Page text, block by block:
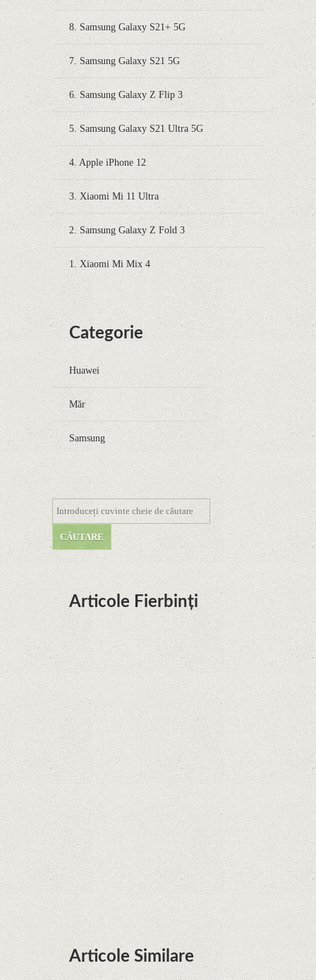
8. Samsung Galaxy S21+ 5G
7. Samsung Galaxy S21 5G
6. Samsung Galaxy Z Flip 3
5. Samsung Galaxy S21 Ultra 5G
4. Apple iPhone 12
3. Xiaomi Mi 11 Ultra
2. Samsung Galaxy Z Fold 3
1. Xiaomi Mi Mix 4
Categorie
Huawei
Măr
Samsung
Articole Fierbinți
Dota Anime venind la Netflix în această lună de
la Legenda Korra Studio Mir
Curtea Supremă reglementează în favoarea
Google în Oracle Java Fight
Zvon: aplicațiile Google nu se mai pot instala pe
terminalele Huawei cu procesoare Kirin
Huawei P50 primeşte o posibilă dată de lansare
şi e mai curând decât credeam; Are cameră
telephoto cu zoom optic variabil
Articole Similare